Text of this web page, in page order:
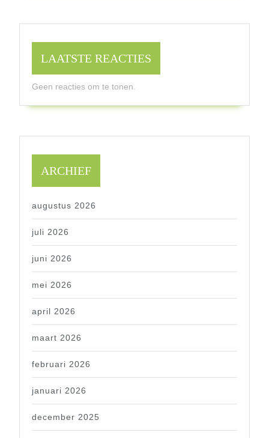
LAATSTE REACTIES
Geen reacties om te tonen.
ARCHIEF
augustus 2026
juli 2026
juni 2026
mei 2026
april 2026
maart 2026
februari 2026
januari 2026
december 2025